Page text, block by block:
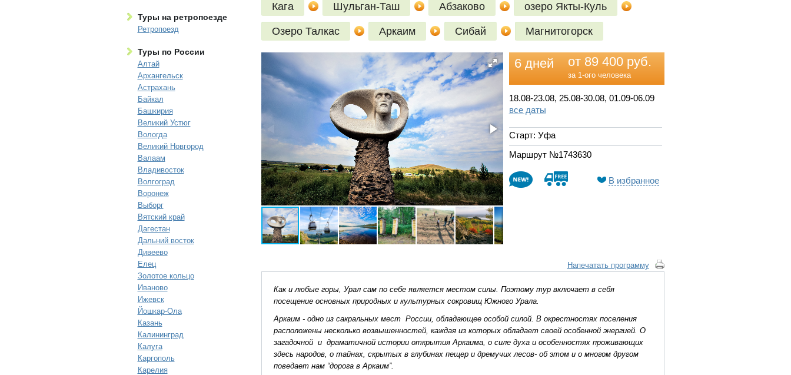
Туры на ретропоезде
Ретропоезд
Туры по России
Алтай
Архангельск
Астрахань
Байкал
Башкирия
Великий Устюг
Вологда
Великий Новгород
Валаам
Владивосток
Волгоград
Воронеж
Выборг
Вятский край
Дагестан
Дальний восток
Дивеево
Елец
Золотое кольцо
Иваново
Ижевск
Йошкар-Ола
Казань
Калининград
Калуга
Каргополь
Карелия
Кага Шульган-Таш Абзаково озеро Якты-Куль
Озеро Талкас Аркаим Сибай Магнитогорск
6 дней от 89 400 руб.
за 1-ого человека
18.08-23.08, 25.08-30.08, 01.09-06.09
все даты
Старт: Уфа
Маршрут №1743630
В избранное
Напечатать программу
Как и любые горы, Урал сам по себе является местом силы. Поэтому тур включает в себя
посещение основных природных и культурных сокровищ Южного Урала.
Аркаим - одно из сакральных мест России, обладающее особой силой. В окрестностях поселения
расположены несколько возвышенностей, каждая из которых обладает своей особенной энергией. О
загадочной и драматичной истории открытия Аркаима, о силе духа и особенностях проживающих
здесь народов, о тайнах, скрытых в глубинах пещер и дремучих лесов- об этом и о многом другом
поведает нам “дорога в Аркаим”.